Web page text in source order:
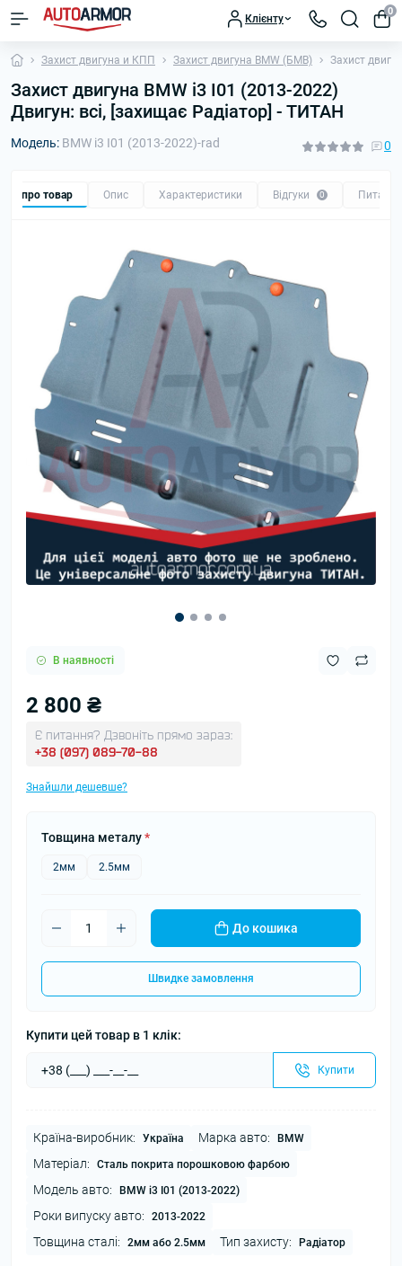
Клієнту
0
Захист двигуна и КПП Захист двигуна BMW (БМВ) Захист
Захист двигуна BMW i3 I01 (2013-2022)
Двигун: всі, [захищає Радіатор] - ТИТАН
Модель: BMW i3 I01 (2013-2022)-rad 0
Все про товар Опис Характеристики Відгуки 0 Питання
В наявності
2 800 ₴
Є питання? Дзвоніть прямо зараз:
+38 (097) 089-70-88
Знайшли дешевше?
Товщина металу*
2мм 2.5мм
До кошика
Швидке замовлення
Купити цей товар в 1 клік:
Купити
Країна-виробник: Україна Марка авто: BMW
Матеріал: Сталь покрита порошковою фарбою
Модель авто: BMW i3 I01 (2013-2022)
Роки випуску авто: 2013-2022
Товщина сталі: 2мм або 2.5мм Тип захисту: Радіатор